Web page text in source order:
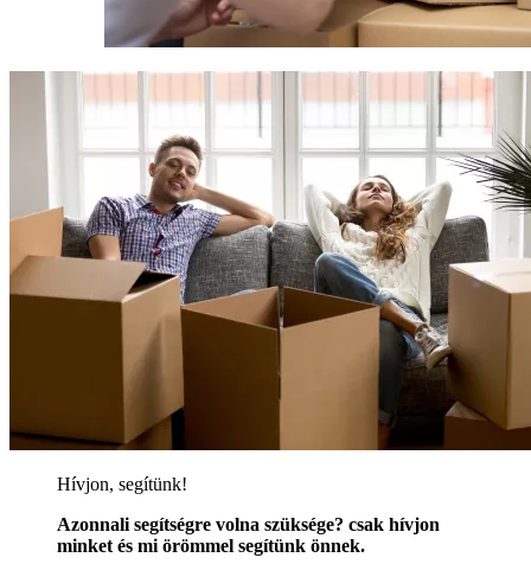
Hívjon, segítünk!
Azonnali segítségre volna szüksége? csak hívjon
minket és mi örömmel segítünk önnek.